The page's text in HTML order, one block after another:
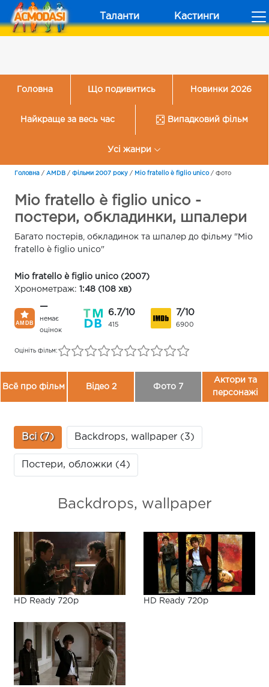
Таланти Кастинги
Головна Що подивитись Новинки 2026
Найкраще за весь час Випадковий фільм
Усі жанри
Головна / AMDB / Фільми 2007 року / Mio fratello è figlio unico/ Фото
Mio fratello è figlio unico -
постери, обкладинки, шпалери
Багато постерів, обкладинок та шпалер до фільму "Mio
fratello è figlio unico"
Mio fratello è figlio unico (2007)
Хронометраж: 1:48 (108 хв)
—
немає
оцінок
6.7/10
415
7/10
6900
Оцініть фільм:
Всё про фільм Відео 2 Фото 7
Актори та
персонажі
Всі (7) Backdrops, wallpaper (3)
Постери, обложки (4)
Backdrops, wallpaper
HD Ready 720p HD Ready 720p